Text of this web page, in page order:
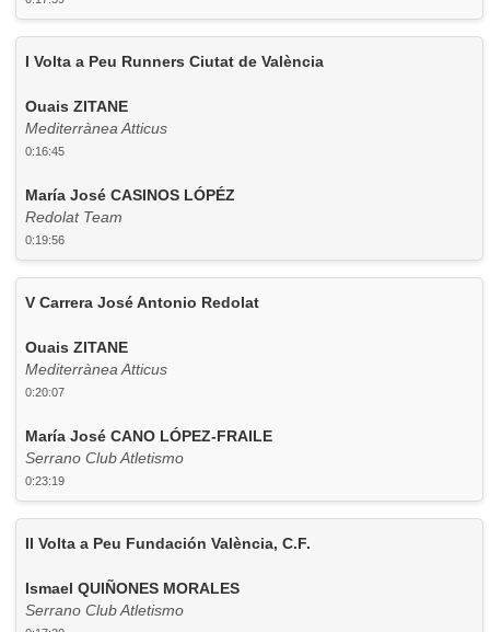
I Volta a Peu Runners Ciutat de València
Ouais ZITANE
Mediterrànea Atticus
0:16:45
María José CASINOS LÓPÉZ
Redolat Team
0:19:56
V Carrera José Antonio Redolat
Ouais ZITANE
Mediterrànea Atticus
0:20:07
María José CANO LÓPEZ-FRAILE
Serrano Club Atletismo
0:23:19
II Volta a Peu Fundación València, C.F.
Ismael QUIÑONES MORALES
Serrano Club Atletismo